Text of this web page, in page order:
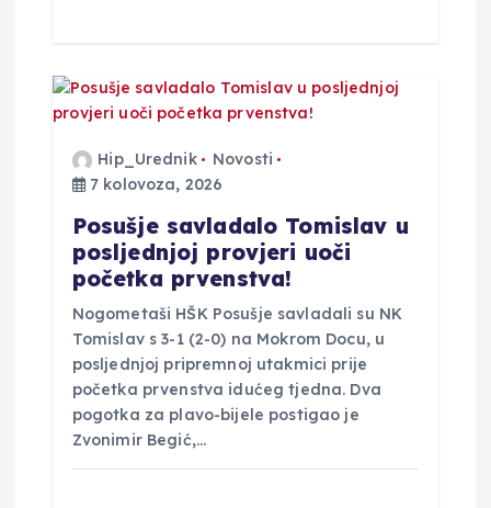
Hip_Urednik
Novosti
7 kolovoza, 2026
Posušje savladalo Tomislav u
posljednjoj provjeri uoči
početka prvenstva!
Nogometaši HŠK Posušje savladali su NK
Tomislav s 3-1 (2-0) na Mokrom Docu, u
posljednjoj pripremnoj utakmici prije
početka prvenstva idućeg tjedna. Dva
pogotka za plavo-bijele postigao je
Zvonimir Begić,…